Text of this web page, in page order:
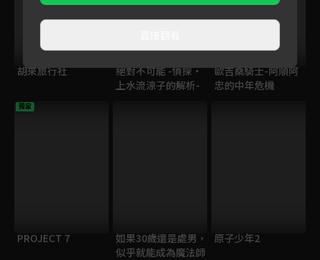
胡來旅行社
絕對不可能 -偵探・
上水流涼子的解析-
歐吉桑騎士-阿順阿
忠的中年危機
獨家
PROJECT 7
如果30歲還是處男，
似乎就能成為魔法師
原子少年2